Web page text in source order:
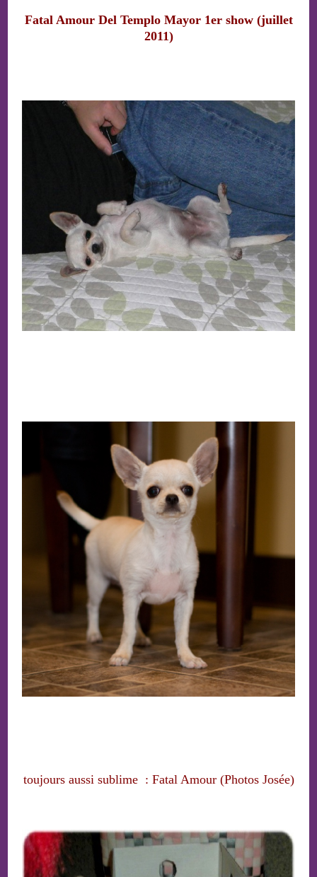
Fatal Amour Del Templo Mayor 1er show (juillet
2011)
toujours aussi sublime : Fatal Amour (Photos Josée)